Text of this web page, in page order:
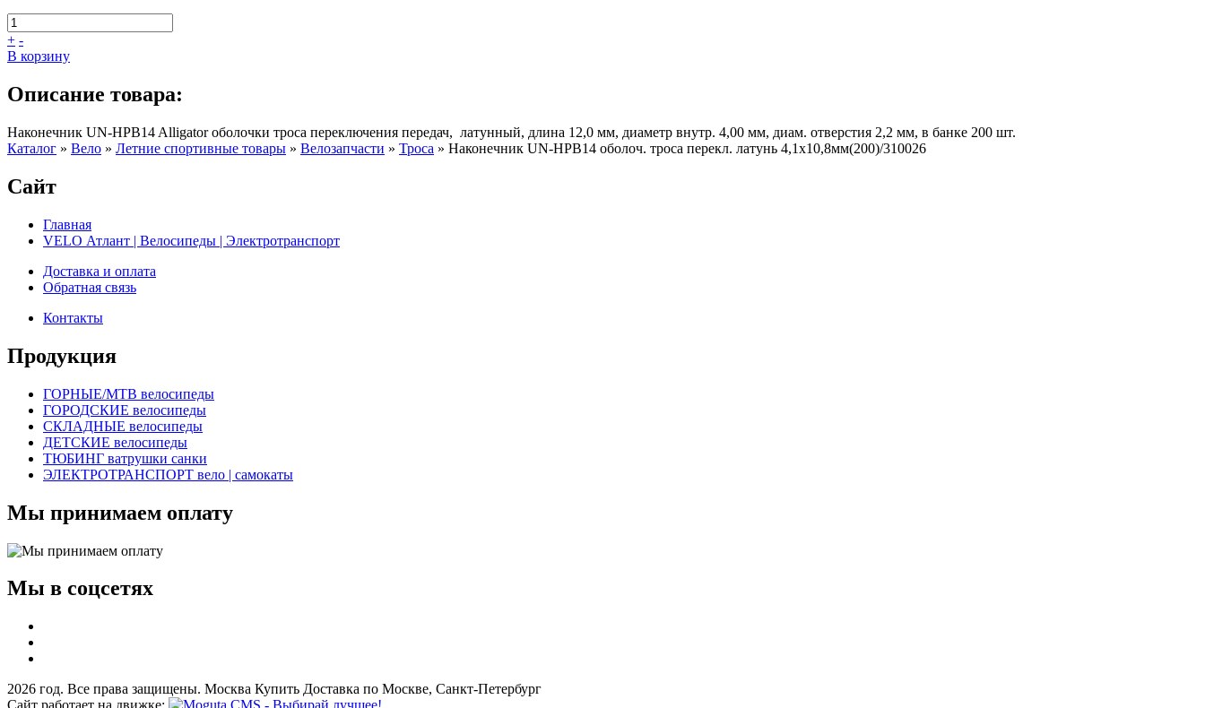
+ -
В корзину
Описание товара:
Наконечник UN-HPB14 Alligator оболочки троса переключения передач, латунный, длина 12,0 мм, диаметр внутр. 4,00 мм, диам. отверстия 2,2 мм, в банке 200 шт.
Каталог » Вело » Летние спортивные товары » Велозапчасти » Троса » Наконечник UN-HPB14 оболоч. троса перекл. латунь 4,1х10,8мм(200)/310026
Сайт
Главная
VELO Атлант | Велосипеды | Электротранспорт
Доставка и оплата
Обратная связь
Контакты
Продукция
ГОРНЫЕ/MTB велосипеды
ГОРОДСКИЕ велосипеды
СКЛАДНЫЕ велосипеды
ДЕТСКИЕ велосипеды
ТЮБИНГ ватрушки санки
ЭЛЕКТРОТРАНСПОРТ вело | самокаты
Мы принимаем оплату
Мы в соцсетях
2026 год. Все права защищены. Москва Купить Доставка по Москве, Санкт-Петербург